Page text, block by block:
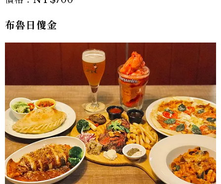
布魯日傻金